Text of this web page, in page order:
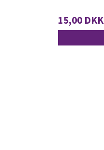
15,00 DKK